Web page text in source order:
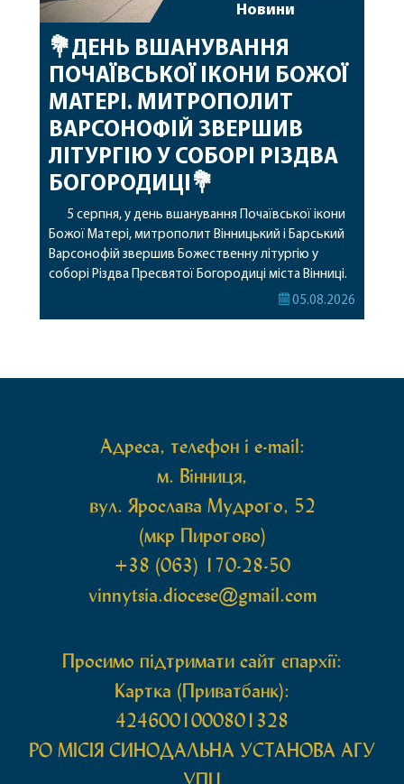
Новини
💐ДЕНЬ ВШАНУВАННЯ
ПОЧАЇВСЬКОЇ ІКОНИ БОЖОЇ
МАТЕРІ. МИТРОПОЛИТ
ВАРСОНОФІЙ ЗВЕРШИВ
ЛІТУРГІЮ У СОБОРІ РІЗДВА
БОГОРОДИЦІ💐
5 серпня, у день вшанування Почаївської ікони
Божої Матері, митрополит Вінницький і Барський
Варсонофій звершив Божественну літургію у
соборі Різдва Пресвятої Богородиці міста Вінниці.
Його Високопреосвященству співслужили05.08.2026
Адреса, телефон і e-mail:
м. Вінниця,
вул. Ярослава Мудрого, 52
(мкр Пирогово)
+38 (063) 170-28-50
vinnytsia.diocese@gmail.com
Просимо підтримати сайт єпархії:
Картка (Приватбанк):
4246001000801328
РО МIСIЯ СИНОДАЛЬНА УСТАНОВА АГУ